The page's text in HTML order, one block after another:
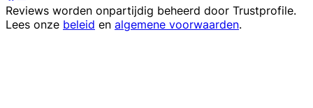
Reviews worden onpartijdig beheerd door Trustprofile.
Lees onze beleid en algemene voorwaarden.